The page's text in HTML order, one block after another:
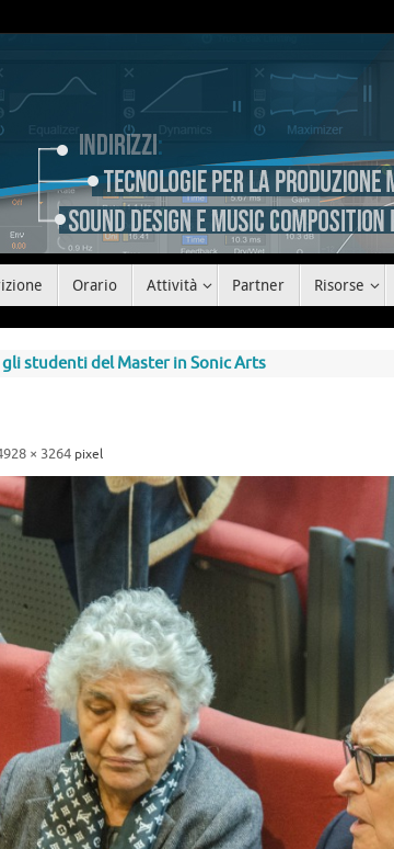
Orario Attività Partner Risorse
studenti del Master in Sonic Arts
× 3264 pixel